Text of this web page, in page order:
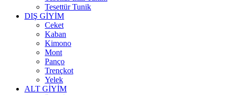
Tesettür Tunik
DIŞ GİYİM
Ceket
Kaban
Kimono
Mont
Panço
Trençkot
Yelek
ALT GİYİM